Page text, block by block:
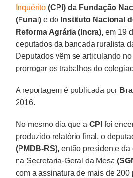
Inquérito (CPI) da Fundação
(Funai) e do Instituto Nacional
Reforma Agrária (Incra), em 19
deputados da bancada ruralista
Deputados vêm se articulando
prorrogar os trabalhos do
A reportagem é publicada por
2016.
No mesmo dia que aCPI foi
produzido relatório final, o
(PMDB-RS), então presidente da
na Secretaria-Geral da Mesa
com a assinatura de mais de 200